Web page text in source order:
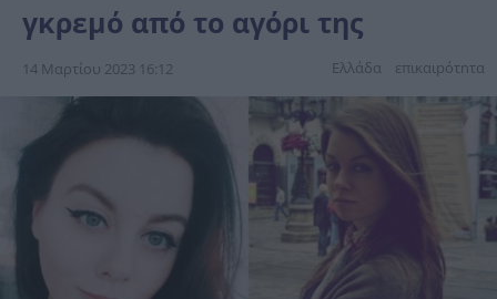
γκρεμό από το αγόρι της
14 Μαρτίου 2023 16:12 Ελλάδα επικαιpότnτα